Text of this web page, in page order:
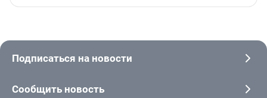
Подписаться на новости
Сообщить новость